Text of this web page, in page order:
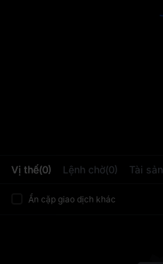
Vị thế(0) Lệnh chờ(0) Tài sản
Ẩn cặp giao dịch khác